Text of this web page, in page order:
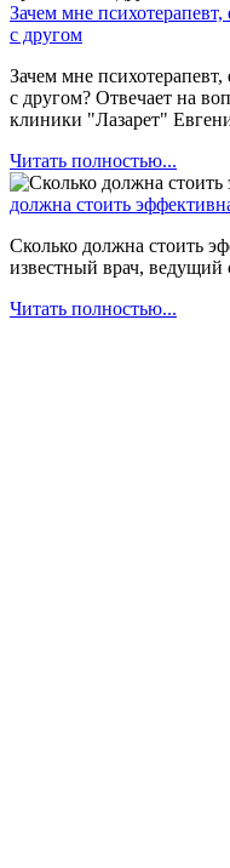
Зачем мне
с другом
Зачем мне
с другом? Отвечает на
клиники "Лазарет"
Читать полностью...
должна стоить
Сколько должна стоить
известный врач, ведущий
Читать полностью...